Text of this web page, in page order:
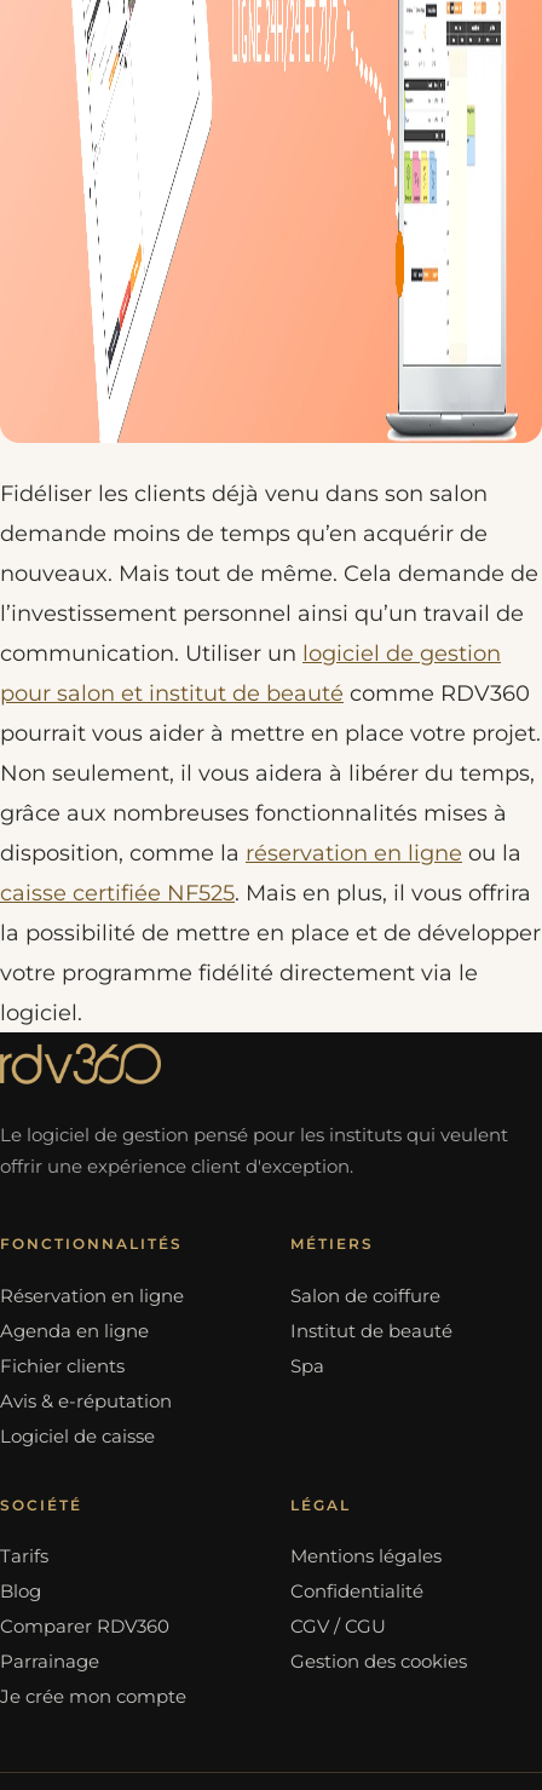
Fidéliser les clients déjà venu dans son salon
demande moins de temps qu’en acquérir de
nouveaux. Mais tout de même. Cela demande de
l’investissement personnel ainsi qu’un travail de
communication. Utiliser un logiciel de gestion
pour salon et institut de beauté comme RDV360
pourrait vous aider à mettre en place votre projet.
Non seulement, il vous aidera à libérer du temps,
grâce aux nombreuses fonctionnalités mises à
disposition, comme la réservation en ligne ou la
caisse certifiée NF525. Mais en plus, il vous offrira
la possibilité de mettre en place et de développer
votre programme fidélité directement via le
logiciel.
Le logiciel de gestion pensé pour les instituts qui veulent
offrir une expérience client d'exception.
FONCTIONNALITÉS
Réservation en ligne
Agenda en ligne
Fichier clients
Avis & e-réputation
Logiciel de caisse
MÉTIERS
Salon de coiffure
Institut de beauté
Spa
SOCIÉTÉ
Tarifs
Blog
Comparer RDV360
Parrainage
Je crée mon compte
LÉGAL
Mentions légales
Confidentialité
CGV / CGU
Gestion des cookies